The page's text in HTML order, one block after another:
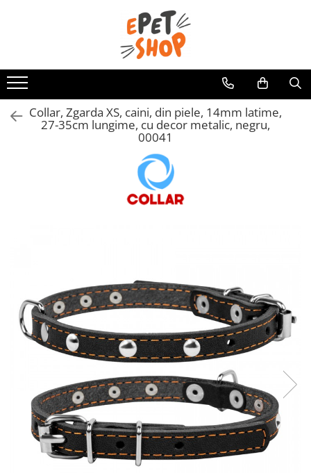
Hrana uscata
Hrana umeda
Recompense
Hrana uscata
Hrana umeda
Recompense
Ansambluri de joaca, sisaluri
Collar, Zgarda XS, caini, din piele, 14mm latime,
27-35cm lungime, cu decor metalic, negru,
00041